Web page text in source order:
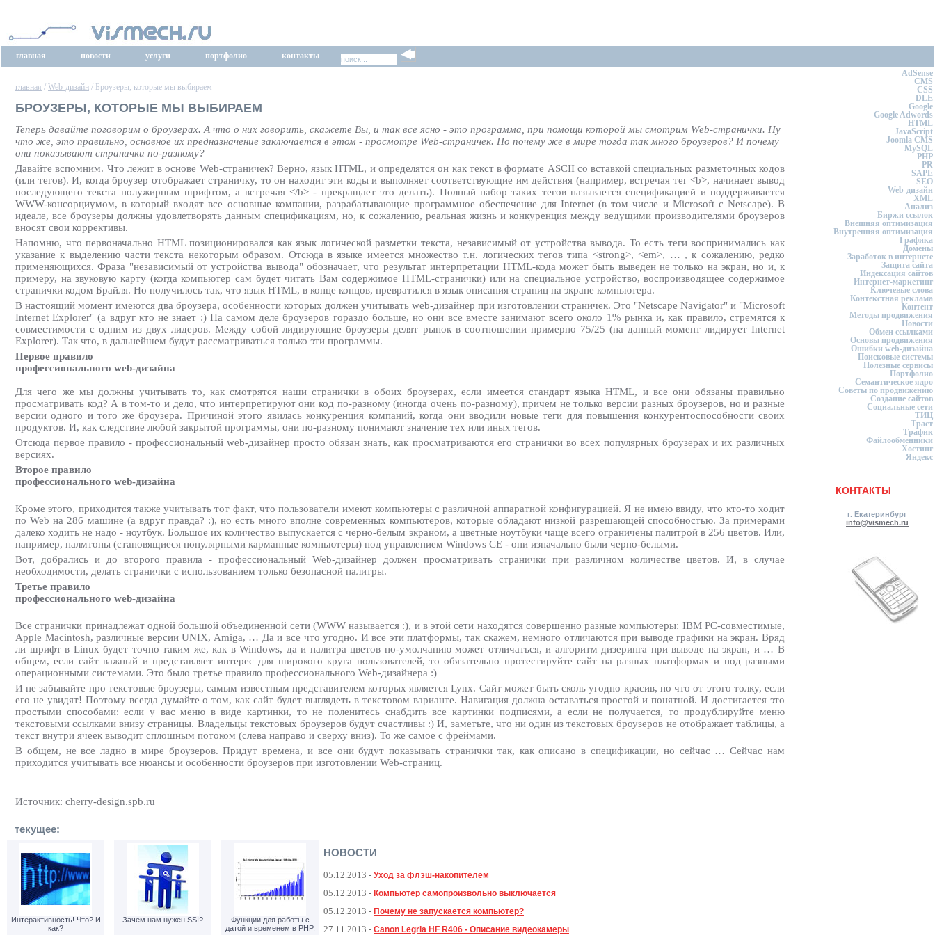
главная новости услуги портфолио контакты
главная / Web-дизайн / Броузеры, которые мы выбираем
БРОУЗЕРЫ, КОТОРЫЕ МЫ ВЫБИРАЕМ
Теперь давайте поговорим о броузерах. А что о них говорить, скажете Вы, и так все ясно - это программа, при помощи которой мы смотрим Web-странички. Ну
что же, это правильно, основное их предназначение заключается в этом - просмотре Web-страничек. Но почему же в мире тогда так много броузеров? И почему
они показывают странички по-разному?
Давайте вспомним. Что лежит в основе Web-страничек? Верно, язык HTML, и определятся он как текст в формате ASCII со вставкой специальных разметочных кодов
(или тегов). И, когда броузер отображает страничку, то он находит эти коды и выполняет соответствующие им действия (например, встречая тег <b>, начинает вывод
последующего текста полужирным шрифтом, а встречая </b> - прекращает это делать). Полный набор таких тегов называется спецификацией и поддерживается
WWW-консорциумом, в который входят все основные компании, разрабатывающие программное обеспечение для Internet (в том числе и Microsoft с Netscape). В
идеале, все броузеры должны удовлетворять данным спецификациям, но, к сожалению, реальная жизнь и конкуренция между ведущими производителями броузеров
вносят свои коррективы.
Напомню, что первоначально HTML позиционировался как язык логической разметки текста, независимый от устройства вывода. То есть теги воспринимались как
указание к выделению части текста некоторым образом. Отсюда в языке имеется множество т.н. логических тегов типа <strong>, <em>, … , к сожалению, редко
применяющихся. Фраза "независимый от устройства вывода" обозначает, что результат интерпретации HTML-кода может быть выведен не только на экран, но и, к
примеру, на звуковую карту (когда компьютер сам будет читать Вам содержимое HTML-странички) или на специальное устройство, воспроизводящее содержимое
странички кодом Брайля. Но получилось так, что язык HTML, в конце концов, превратился в язык описания страниц на экране компьютера.
В настоящий момент имеются два броузера, особенности которых должен учитывать web-дизайнер при изготовлении страничек. Это "Netscape Navigator" и "Microsoft
Internet Explorer" (а вдруг кто не знает :) На самом деле броузеров гораздо больше, но они все вместе занимают всего около 1% рынка и, как правило, стремятся к
совместимости с одним из двух лидеров. Между собой лидирующие броузеры делят рынок в соотношении примерно 75/25 (на данный момент лидирует Internet
Explorer). Так что, в дальнейшем будут рассматриваться только эти программы.
Первое правило
профессионального web-дизайна
Для чего же мы должны учитывать то, как смотрятся наши странички в обоих броузерах, если имеется стандарт языка HTML, и все они обязаны правильно
просматривать код? А в том-то и дело, что интерпретируют они код по-разному (иногда очень по-разному), причем не только версии разных броузеров, но и разные
версии одного и того же броузера. Причиной этого явилась конкуренция компаний, когда они вводили новые теги для повышения конкурентоспособности своих
продуктов. И, как следствие любой закрытой программы, они по-разному понимают значение тех или иных тегов.
Отсюда первое правило - профессиональный web-дизайнер просто обязан знать, как просматриваются его странички во всех популярных броузерах и их различных
версиях.
Второе правило
профессионального web-дизайна
Кроме этого, приходится также учитывать тот факт, что пользователи имеют компьютеры с различной аппаратной конфигурацией. Я не имею ввиду, что кто-то ходит
по Web на 286 машине (а вдруг правда? :), но есть много вполне современных компьютеров, которые обладают низкой разрешающей способностью. За примерами
далеко ходить не надо - ноутбук. Большое их количество выпускается с черно-белым экраном, а цветные ноутбуки чаще всего ограничены палитрой в 256 цветов. Или,
например, палмтопы (становящиеся популярными карманные компьютеры) под управлением Windows CE - они изначально были черно-белыми.
Вот, добрались и до второго правила - профессиональный Web-дизайнер должен просматривать странички при различном количестве цветов. И, в случае
необходимости, делать странички с использованием только безопасной палитры.
Третье правило
профессионального web-дизайна
Все странички принадлежат одной большой объединенной сети (WWW называется :), и в этой сети находятся совершенно разные компьютеры: IBM PC-совместимые,
Apple Macintosh, различные версии UNIX, Amiga, … Да и все что угодно. И все эти платформы, так скажем, немного отличаются при выводе графики на экран. Вряд
ли шрифт в Linux будет точно таким же, как в Windows, да и палитра цветов по-умолчанию может отличаться, и алгоритм дизеринга при выводе на экран, и … В
общем, если сайт важный и представляет интерес для широкого круга пользователей, то обязательно протестируйте сайт на разных платформах и под разными
операционными системами. Это было третье правило профессионального Web-дизайнера :)
И не забывайте про текстовые броузеры, самым известным представителем которых является Lynx. Сайт может быть сколь угодно красив, но что от этого толку, если
его не увидят! Поэтому всегда думайте о том, как сайт будет выглядеть в текстовом варианте. Навигация должна оставаться простой и понятной. И достигается это
простыми способами: если у вас меню в виде картинки, то не поленитесь снабдить все картинки подписями, а если не получается, то продублируйте меню
текстовыми ссылками внизу страницы. Владельцы текстовых броузеров будут счастливы :) И, заметьте, что ни один из текстовых броузеров не отображает таблицы, а
текст внутри ячеек выводит сплошным потоком (слева направо и сверху вниз). То же самое с фреймами.
В общем, не все ладно в мире броузеров. Придут времена, и все они будут показывать странички так, как описано в спецификации, но сейчас … Сейчас нам
приходится учитывать все нюансы и особенности броузеров при изготовлении Web-страниц.
Источник: cherry-design.spb.ru
AdSense
CMS
CSS
DLE
Google
Google Adwords
HTML
JavaScript
Joomla CMS
MySQL
PHP
PR
SAPE
SEO
Web-дизайн
XML
Анализ
Биржи ссылок
Внешняя оптимизация
Внутренняя оптимизация
Графика
Домены
Заработок в интернете
Защита сайта
Индексация сайтов
Интернет-маркетинг
Ключевые слова
Контекстная реклама
Контент
Методы продвижения
Новости
Обмен ссылками
Основы продвижения
Ошибки web-дизайна
Поисковые системы
Полезные сервисы
Портфолио
Семантическое ядро
Советы по продвижению
Создание сайтов
Социальные сети
ТИЦ
Траст
Трафик
Файлообменники
Хостинг
Яндекс
КОНТАКТЫ
г. Екатеринбург
info@vismech.ru
текущее:
Интерактивность! Что? И
как?
Зачем нам нужен SSI?
Функции для работы с
датой и временем в PHP.
НОВОСТИ
05.12.2013 - Уход за флэш-накопителем
05.12.2013 - Компьютер самопроизвольно выключается
05.12.2013 - Почему не запускается компьютер?
27.11.2013 - Canon Legria HF R406 - Описание видеокамеры